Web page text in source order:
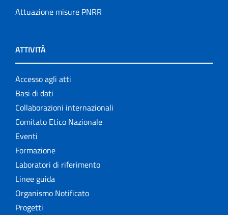
Attuazione misure PNRR
ATTIVITÀ
Accesso agli atti
Basi di dati
Collaborazioni internazionali
Comitato Etico Nazionale
Eventi
Formazione
Laboratori di riferimento
Linee guida
Organismo Notificato
Progetti